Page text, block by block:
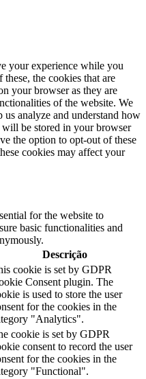
your experience while you
the cookies that are
your browser as they are
of the website. We
analyze and understand how
be stored in your browser
the option to opt-out of these
cookies may affect your
for the website to
basic functionalities and
Descrição
cookie is set by GDPR
Consent plugin. The
is used to store the user
for the cookies in the
"Analytics".
cookie is set by GDPR
consent to record the user
for the cookies in the
"Functional".